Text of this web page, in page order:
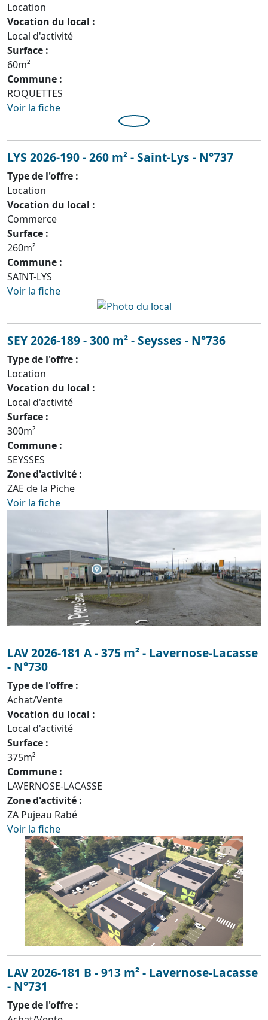
Location
Vocation du local :
Local d'activité
Surface :
60m²
Commune :
ROQUETTES
Voir la fiche
LYS 2026-190 - 260 m² - Saint-Lys - N°737
Type de l'offre :
Location
Vocation du local :
Commerce
Surface :
260m²
Commune :
SAINT-LYS
Voir la fiche
SEY 2026-189 - 300 m² - Seysses - N°736
Type de l'offre :
Location
Vocation du local :
Local d'activité
Surface :
300m²
Commune :
SEYSSES
Zone d'activité :
ZAE de la Piche
Voir la fiche
LAV 2026-181 A - 375 m² - Lavernose-Lacasse
- N°730
Type de l'offre :
Achat/Vente
Vocation du local :
Local d'activité
Surface :
375m²
Commune :
LAVERNOSE-LACASSE
Zone d'activité :
ZA Pujeau Rabé
Voir la fiche
LAV 2026-181 B - 913 m² - Lavernose-Lacasse
- N°731
Type de l'offre :